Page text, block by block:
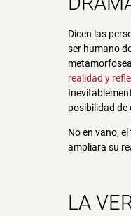
Dicen las
ser humano
realidad y
posibilidad de
No en vano,
ampliara su
LA